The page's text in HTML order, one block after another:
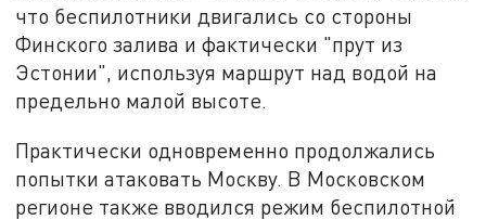
что беспилотники двигались со стороны
Финского залива и фактически "прут из
Эстонии", используя маршрут над водой на
предельно малой высоте.
Практически одновременно продолжались
попытки атаковать Москву. В Московском
регионе также вводился режим беспилотной